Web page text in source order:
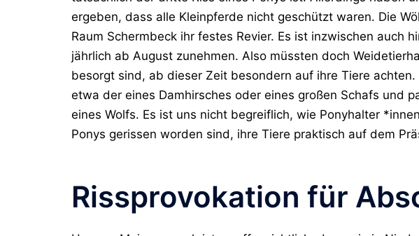
ergeben, dass alle Kleinpferde nicht geschützt waren. Die
Raum Schermbeck ihr festes Revier. Es ist inzwischen auch
jährlich ab August zunehmen. Also müssten doch
besorgt sind, ab dieser Zeit besondern auf ihre Tiere
etwa der eines Damhirsches oder eines großen Schafs und
eines Wolfs. Es ist uns nicht begreiflich, wie Ponyhalter
Ponys gerissen worden sind, ihre Tiere praktisch auf dem
Rissprovokation für